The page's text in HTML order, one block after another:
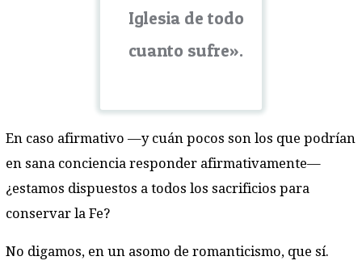
Iglesia de todo
cuanto sufre».
En caso afirmativo —y cuán pocos son los que podrían
en sana conciencia responder afirmativamente—
¿estamos dispuestos a todos los sacrificios para
conservar la Fe?
No digamos, en un asomo de romanticismo, que sí.